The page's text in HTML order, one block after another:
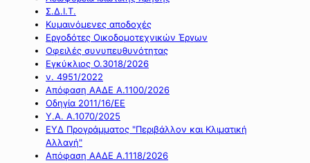
Σ.Δ.Ι.Τ.
Κυμαινόμενες αποδοχές
Εργοδότες Οικοδομοτεχνικών Έργων
Οφειλές συνυπευθυνότητας
Εγκύκλιος Ο.3018/2026
ν. 4951/2022
Απόφαση ΑΑΔΕ Α.1100/2026
Οδηγία 2011/16/ΕΕ
Υ.Α. Α.1070/2025
ΕΥΔ Προγράμματος "Περιβάλλον και Κλιματική
Αλλαγή"
Απόφαση ΑΑΔΕ Α.1118/2026